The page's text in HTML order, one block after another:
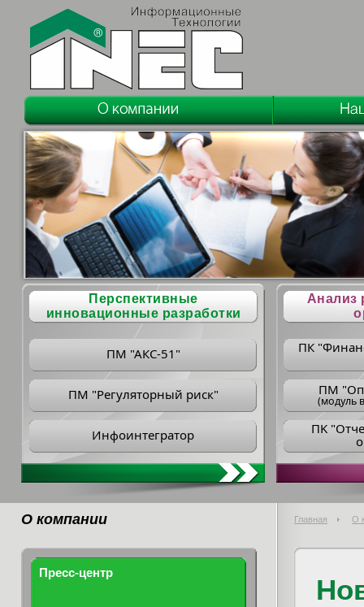
Перспективные
инновационные разработки
ПМ "АКС-51"
ПМ "Регуляторный риск"
Инфоинтегратор
Анализ
ПК
ПM
(модуль
ПK
О компании Главная О
Пресс-центр